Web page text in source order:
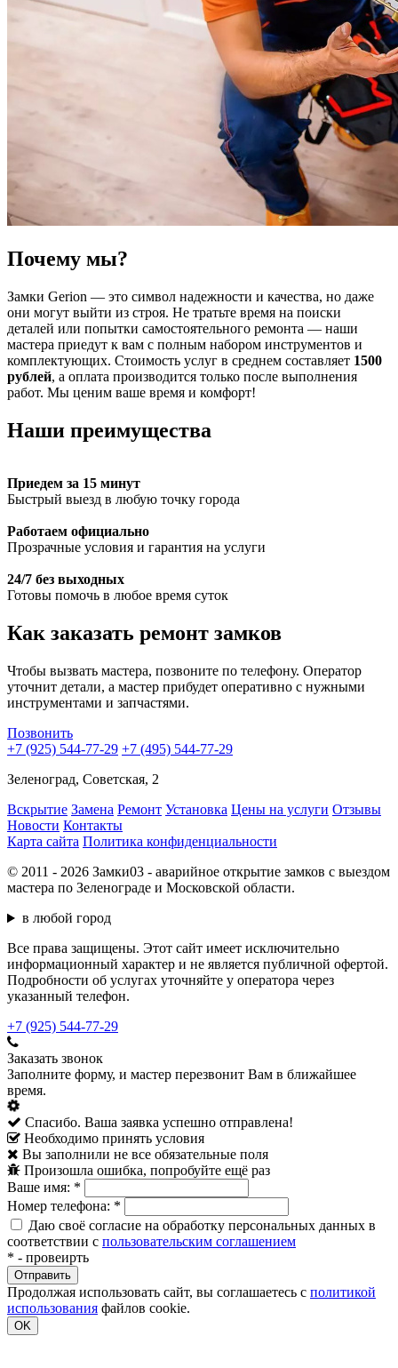
Почему мы?
Замки Gerion — это символ надежности и качества, но даже
они могут выйти из строя. Не тратьте время на поиски
деталей или попытки самостоятельного ремонта — наши
мастера приедут к вам с полным набором инструментов и
комплектующих. Стоимость услуг в среднем составляет 1500
рублей, а оплата производится только после выполнения
работ. Мы ценим ваше время и комфорт!
Наши преимущества
Приедем за 15 минут
Быстрый выезд в любую точку города
Работаем официально
Прозрачные условия и гарантия на услуги
24/7 без выходных
Готовы помочь в любое время суток
Как заказать ремонт замков
Чтобы вызвать мастера, позвоните по телефону. Оператор
уточнит детали, а мастер прибудет оперативно с нужными
инструментами и запчастями.
Позвонить
+7 (925) 544-77-29 +7 (495) 544-77-29
Зеленоград, Cоветская, 2
Вскрытие Замена Ремонт Установка Цены на услуги Отзывы
Новости Контакты
Карта сайта Политика конфиденциальности
© 2011 - 2026 Замки03 - аварийное открытие замков с выездом
мастера по Зеленограде и Московской области.
в любой город
Все права защищены. Этот сайт имеет исключительно
информационный характер и не является публичной офертой.
Подробности об услугах уточняйте у оператора через
указанный телефон.
+7 (925) 544-77-29
Заказать звонок
Заполните форму, и мастер перезвонит Вам в ближайшее
время.
Спасибо. Ваша заявка успешно отправлена!
Необходимо принять условия
Вы заполнили не все обязательные поля
Произошла ошибка, попробуйте ещё раз
Ваше имя: *
Номер телефона: *
Даю своё согласие на обработку персональных данных в
соответствии с пользовательским соглашением
* - провеирть
Продолжая использовать сайт, вы соглашаетесь с политикой
использования файлов cookie.
OK